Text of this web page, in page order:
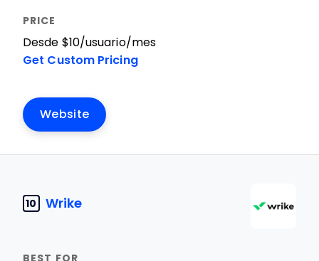
Desde $10/usuario/mes
Get Custom Pricing
Website
10 Wrike